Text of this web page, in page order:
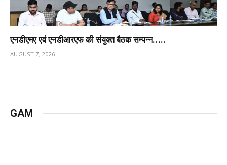
एनडीएमए एवं एनडीआरएफ की संयुक्त बैठक सम्पन्न…..
AUGUST 7, 2026
GAM